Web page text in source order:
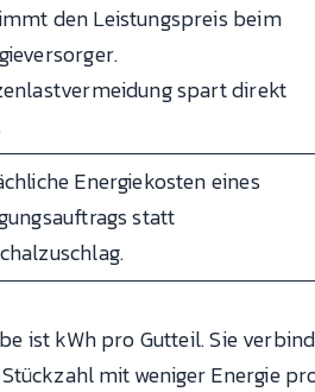
den Leistungspreis beim
spart direkt
Energiekosten eines
statt
ist kWh pro Gutteil. Sie
mit weniger Energie